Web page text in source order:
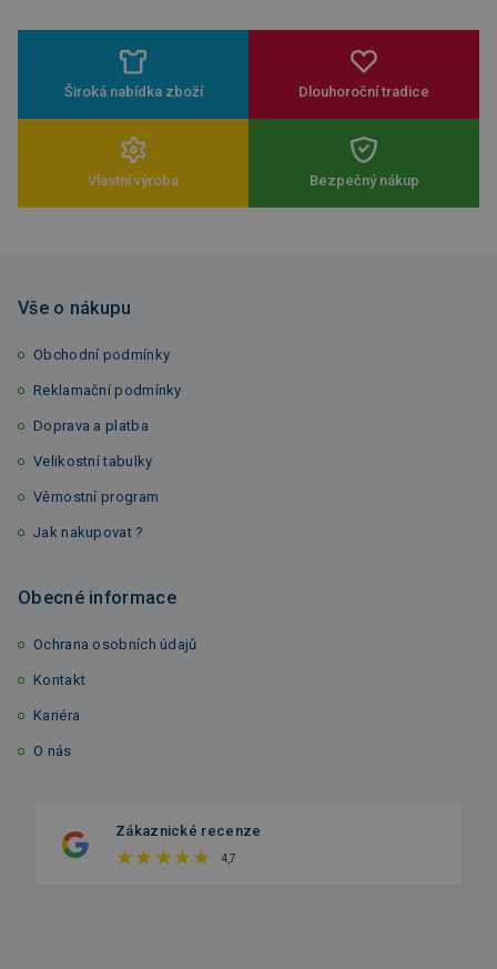
Široká nabídka zboží Dlouhoroční tradice
Vlastní výroba Bezpečný nákup
Vše o nákupu
Obchodní podmínky
Reklamační podmínky
Doprava a platba
Velikostní tabulky
Věrnostní program
Jak nakupovat ?
Obecné informace
Ochrana osobních údajů
Kontakt
Kariéra
O nás
Zákaznické recenze
4,7